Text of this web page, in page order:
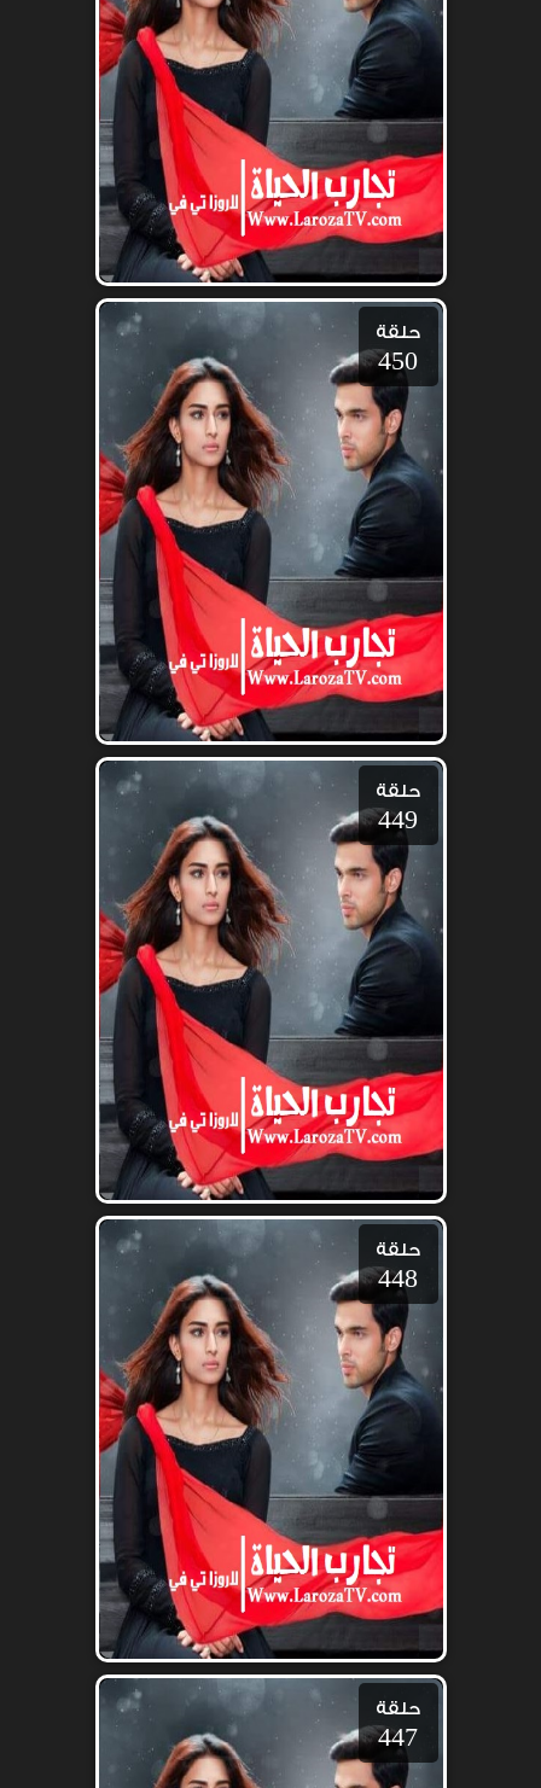
حلقة
450
حلقة
449
حلقة
448
حلقة
447